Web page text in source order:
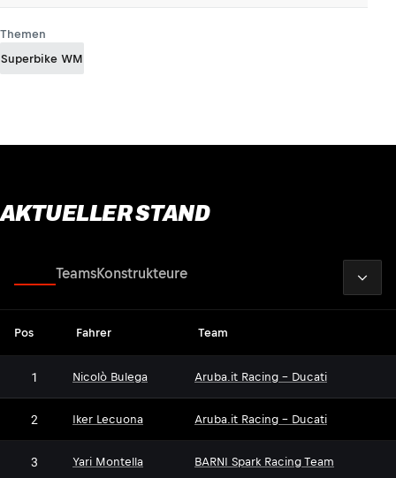
Themen
Superbike WM
AKTUELLER STAND
TeamsKonstrukteure
Pos Fahrer Team
1 Nicolò Bulega Aruba.it Racing - Ducati
2 Iker Lecuona Aruba.it Racing - Ducati
3 Yari Montella BARNI Spark Racing Team